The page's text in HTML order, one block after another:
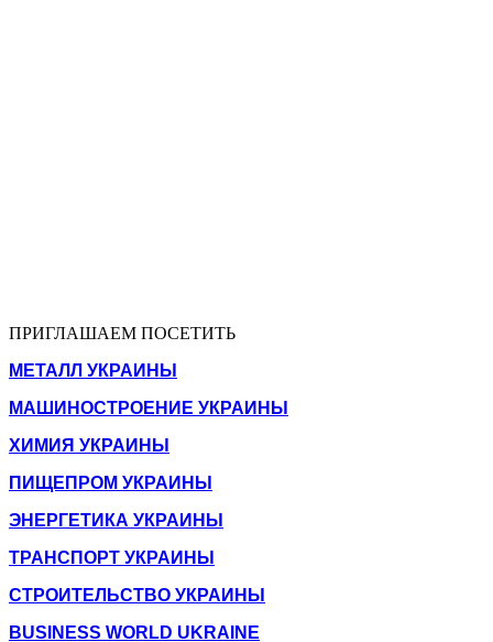
ПРИГЛАШАЕМ ПОСЕТИТЬ
МЕТАЛЛ УКРАИНЫ
МАШИНОСТРОЕНИЕ УКРАИНЫ
ХИМИЯ УКРАИНЫ
ПИЩЕПРОМ УКРАИНЫ
ЭНЕРГЕТИКА УКРАИНЫ
ТРАНСПОРТ УКРАИНЫ
СТРОИТЕЛЬСТВО УКРАИНЫ
BUSINESS WORLD UKRAINE